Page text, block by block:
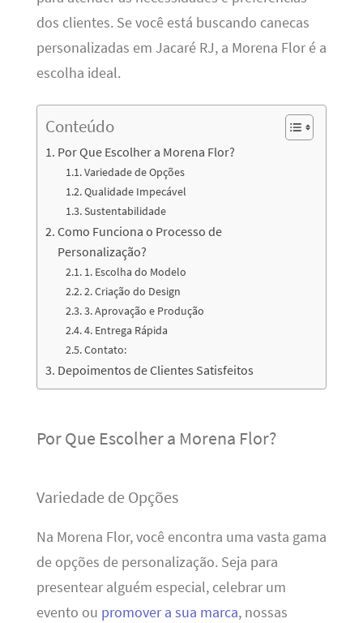
dos clientes. Se você está buscando canecas
personalizadas em Jacaré RJ, a Morena Flor é a
escolha ideal.
Conteúdo
Por Que Escolher a Morena Flor?
Variedade de Opções
Qualidade Impecável
Sustentabilidade
Como Funciona o Processo de
Personalização?
1. Escolha do Modelo
2. Criação do Design
3. Aprovação e Produção
4. Entrega Rápida
Contato:
Depoimentos de Clientes Satisfeitos
Por Que Escolher a Morena Flor?
Variedade de Opções
Na Morena Flor, você encontra uma vasta gama
de opções de personalização. Seja para
presentear alguém especial, celebrar um
evento ou promover a sua marca, nossas